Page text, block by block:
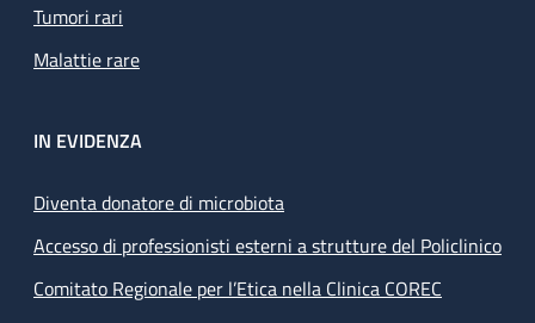
Tumori rari
Malattie rare
IN EVIDENZA
Diventa donatore di microbiota
Accesso di professionisti esterni a strutture del Policlinico
Comitato Regionale per l’Etica nella Clinica COREC